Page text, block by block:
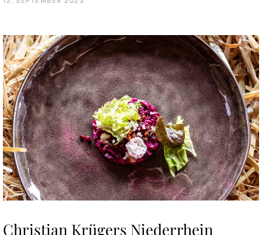
Christian Krügers Niederrhein